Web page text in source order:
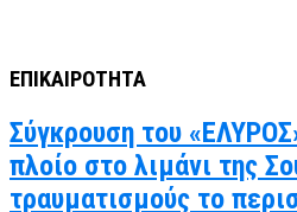
ΕΠΙΚΑΙΡΟΤΗΤΑ
Σύγκρουση του
πλοίο στο λιμάνι της
τραυματισμούς το